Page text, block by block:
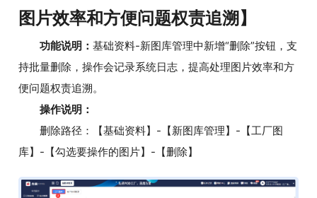
图片效率和方便问题权责追溯】
功能说明： 基础资料-新图库管理中新增“删除”按钮，支
持批量删除，操作会记录系统日志，提高处理图片效率和方
便问题权责追溯。
操作说明：
删除路径：【基础资料】-【新图库管理】-【工厂图
库】-【勾选要操作的图片】-【删除】